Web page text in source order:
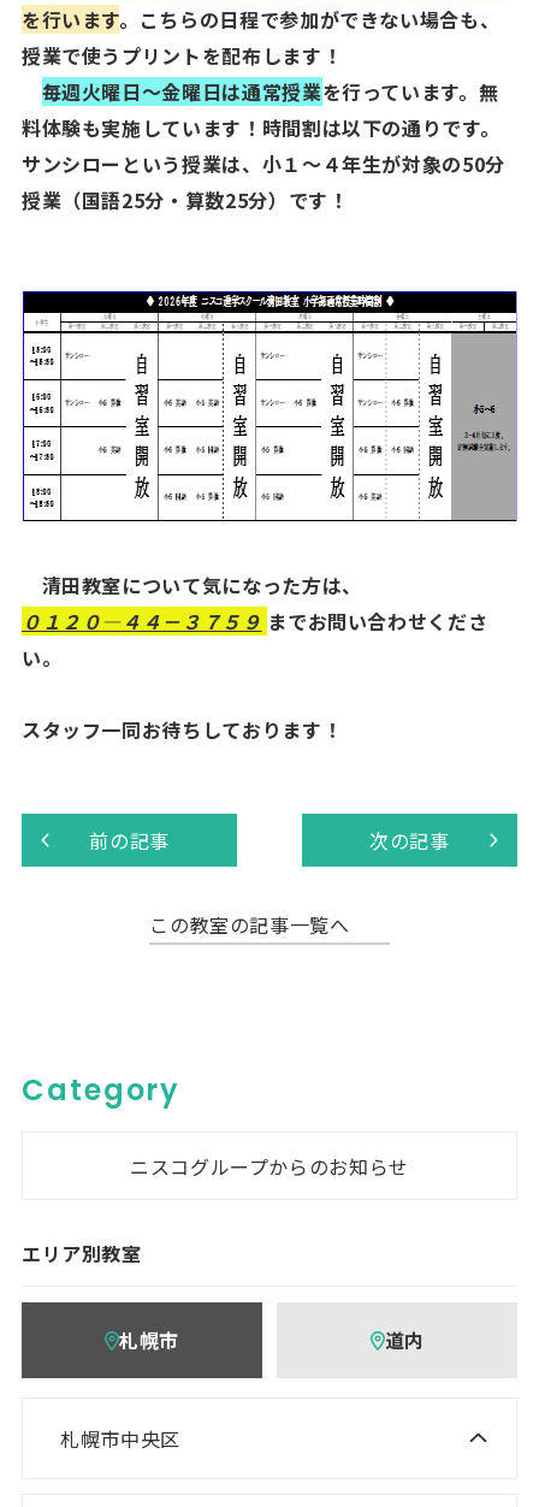
を行います。こちらの日程で参加ができない場合も、
授業で使うプリントを配布します！
毎週火曜日～金曜日は通常授業を行っています。無
料体験も実施しています！時間割は以下の通りです。
サンシローという授業は、小１～４年生が対象の50分
授業（国語25分・算数25分）です！
清田教室について気になった方は、
０１２０―４４－３７５９ までお問い合わせくださ
い。
スタッフ一同お待ちしております！
前の記事
この教室の記事一覧へ
次の記事
Category
ニスコグループからのお知らせ
エリア別教室
札幌市 道内
札幌市中央区